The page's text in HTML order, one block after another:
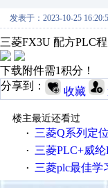
发表于：2023-10-25
三菱FX3U 配方PLC
下载附件需1积分！
分享到：
收藏
楼主最近还看过
·
三菱Q系列定
· 三菱PLC+威纶HMI（4轴非标设备
· 三菱plc最佳学习程序，伺服控制